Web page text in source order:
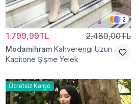
2
1.799,99TL 2.480,00TL
Modamihram Kahverengi Uzun
Kapitone Şişme Yelek
Ücretsiz Kargo